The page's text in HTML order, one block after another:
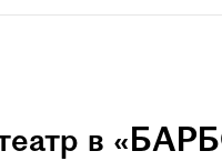
театр в